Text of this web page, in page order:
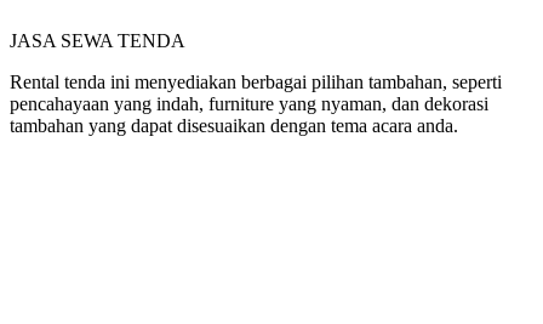
JASA SEWA TENDA
Rental tenda ini menyediakan berbagai pilihan tambahan, seperti
pencahayaan yang indah, furniture yang nyaman, dan dekorasi
tambahan yang dapat disesuaikan dengan tema acara anda.